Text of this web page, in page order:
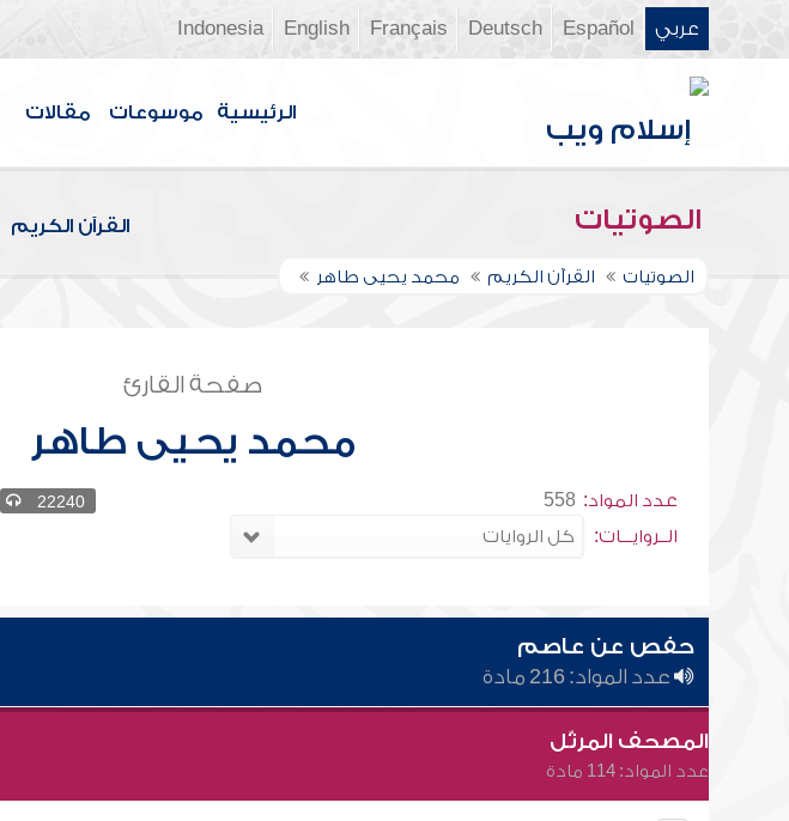
عربي Español
Deutsch
Français
English
Indonesia
الرئيسية موسوعات مقالات
الصوتيات القرآن الكريم
الصوتيات القرآن الكريم محمد يحيى طاهر
صفحة القارئ
محمد يحيى طاهر
عدد المواد: 558
الــروايـــات:
22240
حفص عن عاصم
عدد المواد: 216 مادة
المصحف المرتّل
عدد المواد: 114 مادة